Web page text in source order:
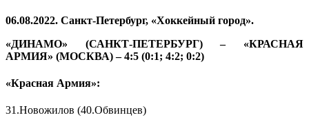
06.08.2022. Санкт-Петербург, «Хоккейный город».
«ДИНАМО» (САНКТ-ПЕТЕРБУРГ) – «КРАСНАЯ
АРМИЯ» (МОСКВА) – 4:5 (0:1; 4:2; 0:2)
«Красная Армия»:
31.Новожилов (40.Обвинцев)